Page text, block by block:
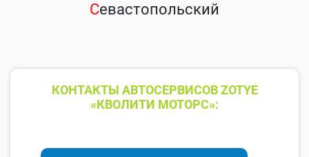
Севастопольский
КОНТАКТЫ АВТОСЕРВИСОВ ZOTYE
«КВОЛИТИ МОТОРС»: